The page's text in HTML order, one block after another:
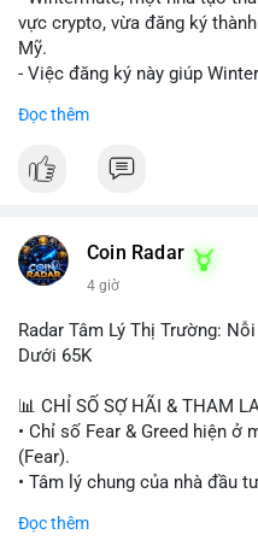
#longliquidation
Lời khuyên: Nhà đầu tư nhỏ
theo cảm xúc. Quan sát diễn
giá không phản ứng mạnh,
tác động đến thị trường. Chỉ
vực crypto, vừa đăng ký
Mỹ.
- Việc đăng ký này giúp
nhanh chóng ở Hoa Kỳ.
giao dịch, sàn giao dịch và
thị trường tokenized và củng
ngành tài chính kỹ thuật số.
#binancesquare #cryptonews
#tokenizedsecurities
$btc $eth
#vlikevn
Đọc thêm
Coin Radar
4 giờ
Radar Tâm Lý Thị Trường:
Dưới 65K
📊 CHỈ SỐ SỢ HÃI & THAM
• Chỉ số Fear & Greed hiện ở
(Fear).
• Tâm lý chung của nhà đầu
Đọc thêm